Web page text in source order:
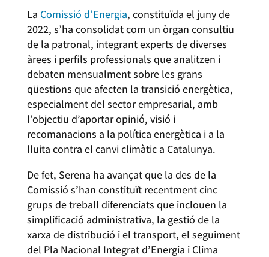
La Comissió d’Energia, constituïda el juny de
2022, s’ha consolidat com un òrgan consultiu
de la patronal, integrant experts de diverses
àrees i perfils professionals que analitzen i
debaten mensualment sobre les grans
qüestions que afecten la transició energètica,
especialment del sector empresarial, amb
l’objectiu d’aportar opinió, visió i
recomanacions a la política energètica i a la
lluita contra el canvi climàtic a Catalunya.
De fet, Serena ha avançat que la des de la
Comissió s’han constituït recentment cinc
grups de treball diferenciats que inclouen la
simplificació administrativa, la gestió de la
xarxa de distribució i el transport, el seguiment
del Pla Nacional Integrat d’Energia i Clima